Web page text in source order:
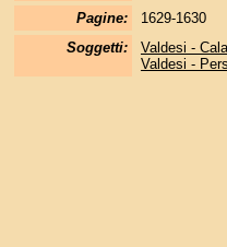
Pagine:
1629-1630
Soggetti:
Valdesi -
Valdesi -